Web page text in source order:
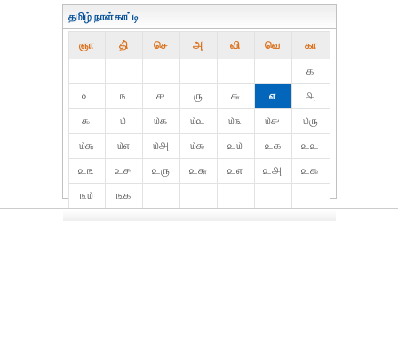
தமிழ் நாள்காட்டி
ஞா தி் செ அ வி வெ கா
௧
௨
௩ ௪ ௫ ௬ ௭
௮
௯
௰ ௰௧ ௰௨ ௰௩ ௰௪
௰௫
௰௬
௰௭ ௰௮ ௰௯ ௨௰ ௨௧
௨௨
௨௩
௨௪ ௨௫ ௨௬ ௨௭ ௨௮
௨௯
௩௰
௩௧